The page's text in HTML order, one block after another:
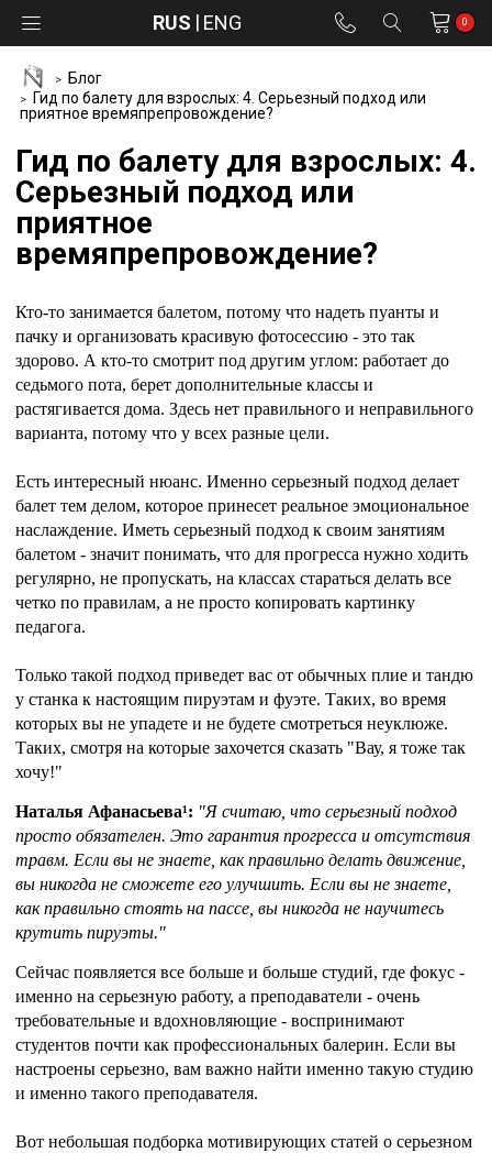
RUS ENG 0
Блог
Гид по балету для взрослых: 4. Серьезный подход или
приятное времяпрепровождение?
Гид по балету для взрослых: 4.
Серьезный подход или
приятное
времяпрепровождение?
Кто-то занимается балетом, потому что надеть пуанты и
пачку и организовать красивую фотосессию - это так
здорово. А кто-то смотрит под другим углом: работает до
седьмого пота, берет дополнительные классы и
растягивается дома. Здесь нет правильного и неправильного
варианта, потому что у всех разные цели.
Есть интересный нюанс. Именно серьезный подход делает
балет тем делом, которое принесет реальное эмоциональное
наслаждение. Иметь серьезный подход к своим занятиям
балетом - значит понимать, что для прогресса нужно ходить
регулярно, не пропускать, на классах стараться делать все
четко по правилам, а не просто копировать картинку
педагога.
Только такой подход приведет вас от обычных плие и тандю
у станка к настоящим пируэтам и фуэте. Таких, во время
которых вы не упадете и не будете смотреться неуклюже.
Таких, смотря на которые захочется сказать "Вау, я тоже так
хочу!"
Наталья Афанасьева¹: "Я считаю, что серьезный подход
просто обязателен. Это гарантия прогресса и отсутствия
травм. Если вы не знаете, как правильно делать движение,
вы никогда не сможете его улучшить. Если вы не знаете,
как правильно стоять на пассе, вы никогда не научитесь
крутить пируэты."
Сейчас появляется все больше и больше студий, где фокус -
именно на серьезную работу, а преподаватели - очень
требовательные и вдохновляющие - воспринимают
студентов почти как профессиональных балерин. Если вы
настроены серьезно, вам важно найти именно такую студию
и именно такого преподавателя.
Вот небольшая подборка мотивирующих статей о серьезном